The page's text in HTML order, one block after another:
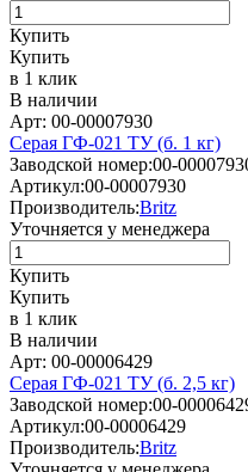
Купить
Купить
в 1 клик
В наличии
Арт: 00-00007930
Серая ГФ-021 ТУ (б. 1 кг)
Заводской номер:00-
Артикул:00-00007930
Производитель:Britz
Уточняется у менеджера
Купить
Купить
в 1 клик
В наличии
Арт: 00-00006429
Серая ГФ-021 ТУ (б. 2,5 кг)
Заводской номер:00-
Артикул:00-00006429
Производитель:Britz